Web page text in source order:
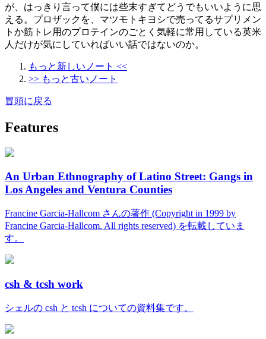
が、はっきり言って僕には些末すぎてどうでもいいように思
える。プロザックを、マツモトキヨシで売ってるサプリメン
トか筋トレ用のプロテインのごとく気軽に常用している英米
人だけが気にしていればいい話ではないのか。
もっと新しいノート <<
>> もっと古いノート
冒頭に戻る
Features
An Urban Ethnography of Latino Street: Gangs in
Los Angeles and Ventura Counties
Francine Garcia-Hallcom さんの著作 (Copyright in 1999 by
Francine Garcia-Hallcom. All rights reserved) を転載していま
す。
csh & tcsh work
シェルの csh と tcsh についての資料集です。